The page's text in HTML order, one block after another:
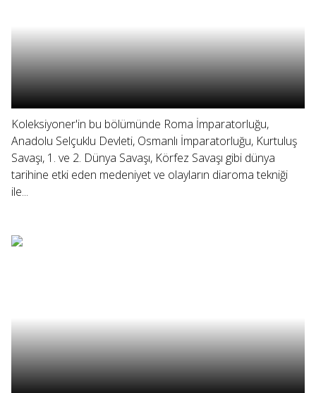
Koleksiyoner'in bu bölümünde Roma İmparatorluğu,
Anadolu Selçuklu Devleti, Osmanlı İmparatorluğu, Kurtuluş
Savaşı, 1. ve 2. Dünya Savaşı, Körfez Savaşı gibi dünya
tarihine etki eden medeniyet ve olayların diaroma tekniği
ile...